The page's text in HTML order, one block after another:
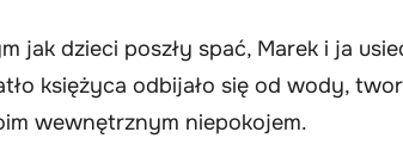
jak dzieci poszły spać, Marek i ja
księżyca odbijało się od wody,
wewnętrznym niepokojem.